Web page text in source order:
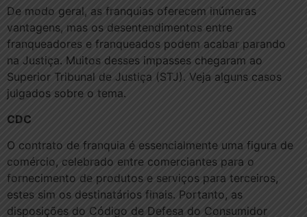
De modo geral, as franquias oferecem inúmeras
vantagens, mas os desentendimentos entre
franqueadores e franqueados podem acabar parando
na Justiça. Muitos desses impasses chegaram ao
Superior Tribunal de Justiça (STJ). Veja alguns casos
julgados sobre o tema.
CDC
O contrato de franquia é essencialmente uma figura de
comércio, celebrado entre comerciantes para o
fornecimento de produtos e serviços para terceiros,
estes sim os destinatários finais. Portanto, as
disposições do Código de Defesa do Consumidor